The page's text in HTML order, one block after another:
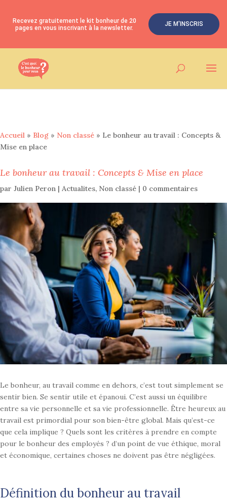
Accueil » Blog » Non classé » Le bonheur au travail : Concepts &
Mise en place
Le bonheur au travail : Concepts & Mise en place
par Julien Peron | Actualites, Non classé | 0 commentaires
Le bonheur, au travail comme en dehors, c’est tout simplement se
sentir bien. Se sentir utile et épanoui. C’est aussi un équilibre
entre sa vie personnelle et sa vie professionnelle. Être heureux au
travail est primordial pour son bien-être global. Mais qu’est-ce
que cela implique ? Quels sont les critères à prendre en compte
pour le bonheur des employés ? d’un point de vue éthique, moral
et économique, certaines choses ne doivent pas être négligées.
Définition du bonheur au travail
Recevez gratuitement le kit bonheur de 20
pages en vous inscrivant à la newsletter.
JE M'INSCRIS